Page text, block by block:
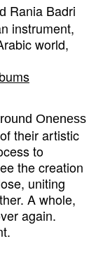
Rania Badri
instrument,
world,
Oneness
their artistic
to
the creation
uniting
A whole,
again.